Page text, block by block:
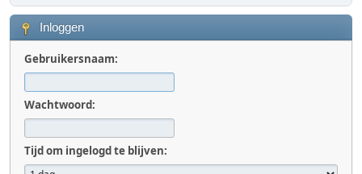
Inloggen
Gebruikersnaam:
Wachtwoord:
Tijd om ingelogd te blijven: